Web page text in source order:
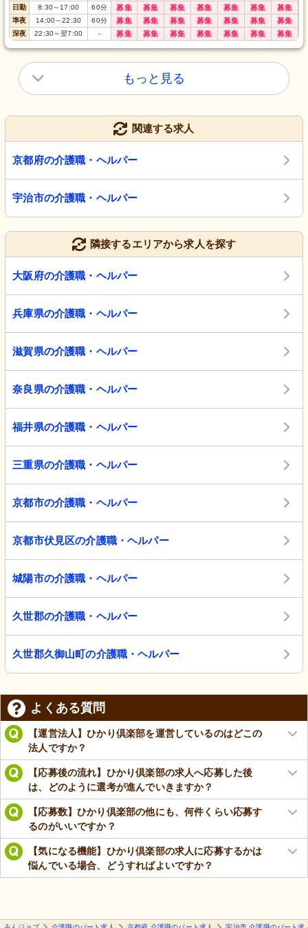
日勤 8:30～17:00 60分 募集 募集 募集 募集 募集 募集 募集
準夜 14:00～22:30 60分 募集 募集 募集 募集 募集 募集 募集
深夜 22:30～翌7:00 - 募集 募集 募集 募集 募集 募集 募集
もっと見る
関連する求人
京都府の介護職・ヘルパー
宇治市の介護職・ヘルパー
隣接するエリアから求人を探す
大阪府の介護職・ヘルパー
兵庫県の介護職・ヘルパー
滋賀県の介護職・ヘルパー
奈良県の介護職・ヘルパー
福井県の介護職・ヘルパー
三重県の介護職・ヘルパー
京都市の介護職・ヘルパー
京都市伏見区の介護職・ヘルパー
城陽市の介護職・ヘルパー
久世郡の介護職・ヘルパー
久世郡久御山町の介護職・ヘルパー
よくある質問
【運営法人】ひかり倶楽部を運営しているのはどこの
法人ですか？
【応募後の流れ】ひかり倶楽部の求人へ応募した後
は、どのように選考が進んでいきますか？
【応募数】ひかり倶楽部の他にも、何件くらい応募す
るのがいいですか？
【気になる機能】ひかり倶楽部の求人に応募するかは
悩んでいる場合、どうすればよいですか？